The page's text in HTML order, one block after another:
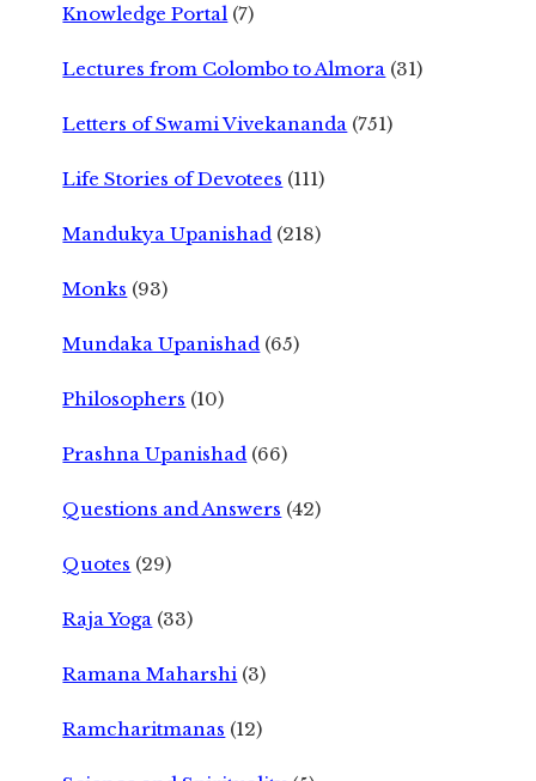
Knowledge Portal (7)
Lectures from Colombo to Almora (31)
Letters of Swami Vivekananda (751)
Life Stories of Devotees (111)
Mandukya Upanishad (218)
Monks (93)
Mundaka Upanishad (65)
Philosophers (10)
Prashna Upanishad (66)
Questions and Answers (42)
Quotes (29)
Raja Yoga (33)
Ramana Maharshi (3)
Ramcharitmanas (12)